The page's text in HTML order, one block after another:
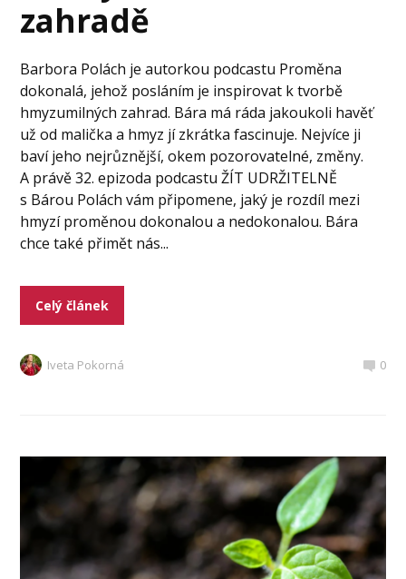
zahradě
Barbora Polách je autorkou podcastu Proměna
dokonalá, jehož posláním je inspirovat k tvorbě
hmyzumilných zahrad. Bára má ráda jakoukoli havěť
už od malička a hmyz jí zkrátka fascinuje. Nejvíce ji
baví jeho nejrůznější, okem pozorovatelné, změny.
A právě 32. epizoda podcastu ŽÍT UDRŽITELNĚ
s Bárou Polách vám připomene, jaký je rozdíl mezi
hmyzí proměnou dokonalou a nedokonalou. Bára
chce také přimět nás...
Celý článek
Iveta Pokorná 0